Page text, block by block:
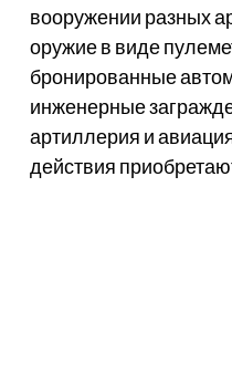
вооружении разных
оружие в виде
бронированные
инженерные
артиллерия и
действия